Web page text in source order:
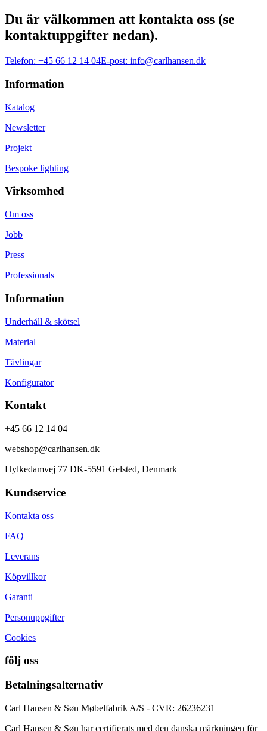
Du är välkommen att kontakta oss (se
kontaktuppgifter nedan).
Telefon: +45 66 12 14 04E-post: info@carlhansen.dk
Information
Katalog
Newsletter
Projekt
Bespoke lighting
Virksomhed
Om oss
Jobb
Press
Professionals
Information
Underhåll & skötsel
Material
Tävlingar
Konfigurator
Kontakt
+45 66 12 14 04
webshop@carlhansen.dk
Hylkedamvej 77 DK-5591 Gelsted, Denmark
Kundservice
Kontakta oss
FAQ
Leverans
Köpvillkor
Garanti
Personuppgifter
Cookies
följ oss
Betalningsalternativ
Carl Hansen & Søn Møbelfabrik A/S - CVR: 26236231
Carl Hansen & Søn har certifierats med den danska märkningen för